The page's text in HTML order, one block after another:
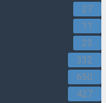
27
11
23
332
650
427